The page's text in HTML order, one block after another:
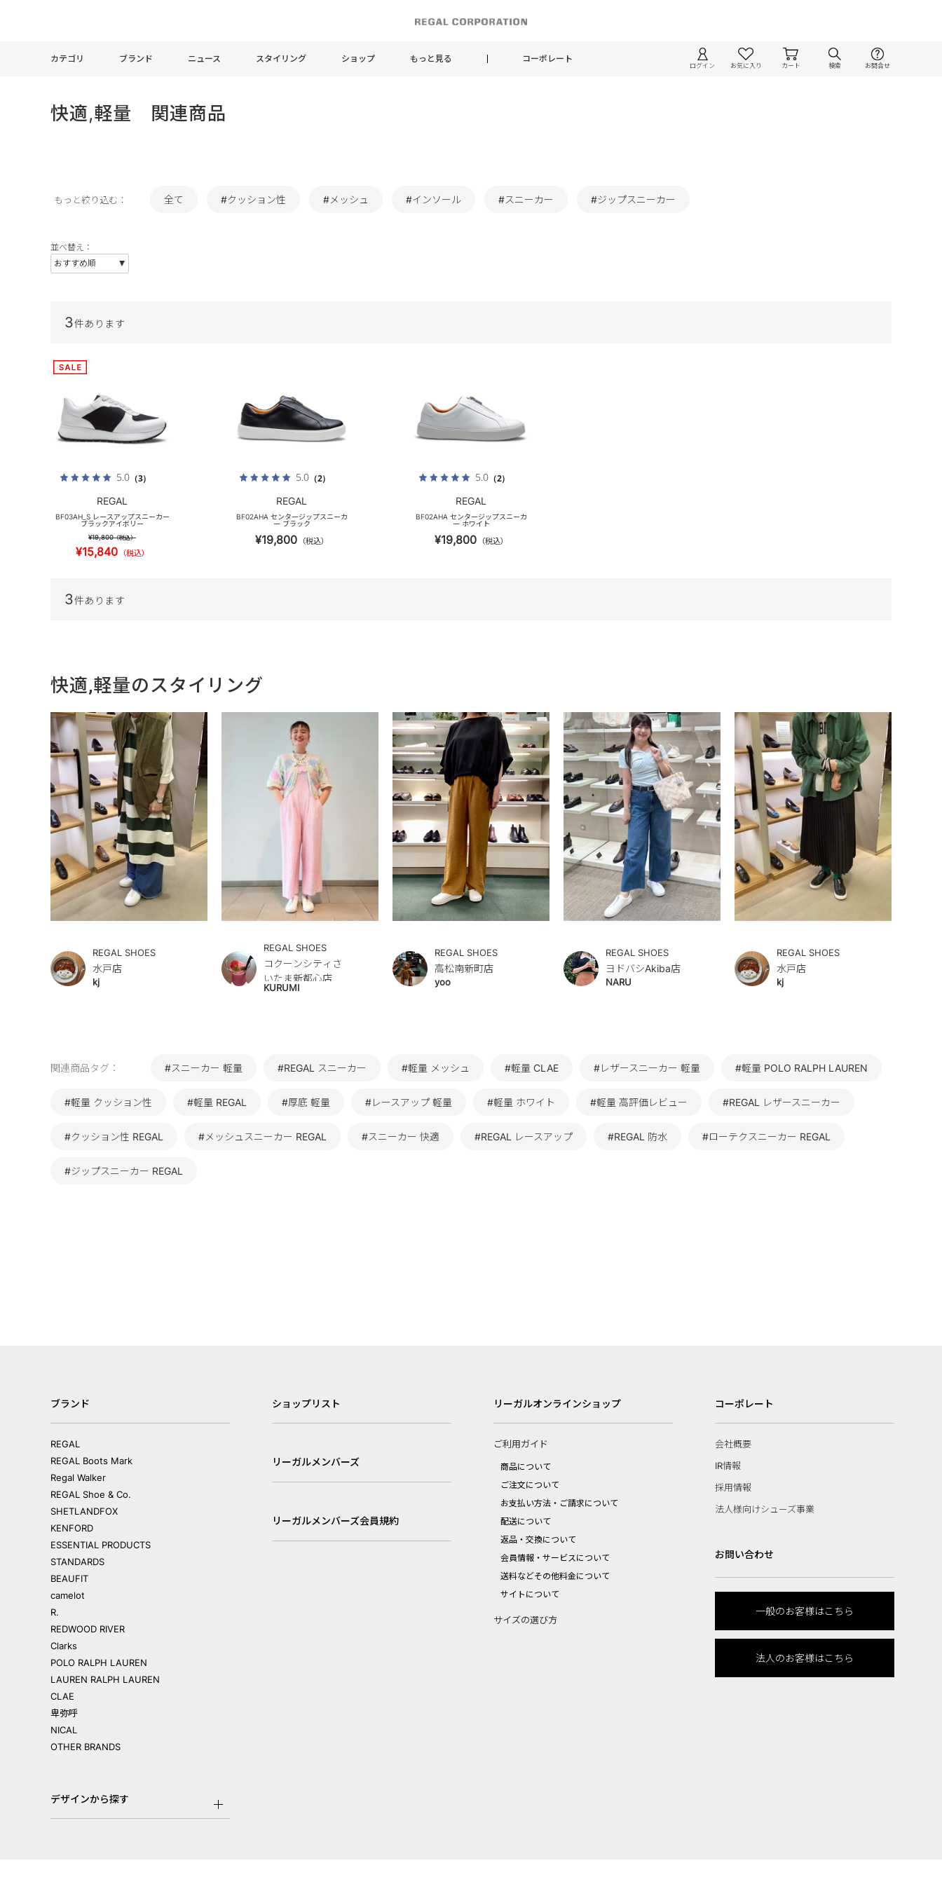
カテゴリ ブランド ニュース スタイリング ショップ もっと見る コーポレート
ログイン お気に入り カート 検索 お問合せ
快適,軽量 関連商品
もっと絞り込む： 全て #クッション性 #メッシュ #インソール #スニーカー #ジップスニーカー
並べ替え：
3件あります
5.0（3）
REGAL
BF03AH_S レースアップスニーカー
ブラックアイボリー
¥19,800（税込）
¥15,840 （税込）
5.0（2）
REGAL
BF02AHA センタージップスニーカ
ー ブラック
¥19,800 （税込）
5.0（2）
REGAL
BF02AHA センタージップスニーカ
ー ホワイト
¥19,800 （税込）
3件あります
快適,軽量のスタイリング
REGAL SHOES
水戸店
kj
REGAL SHOES
コクーンシティさ
いたま新都心店
KURUMI
REGAL SHOES
高松南新町店
yoo
REGAL SHOES
ヨドバシAkiba店
NARU
REGAL SHOES
水戸店
kj
関連商品タグ： #スニーカー 軽量 #REGAL スニーカー #軽量 メッシュ #軽量 CLAE #レザースニーカー 軽量 #軽量 POLO RALPH LAUREN
#軽量 クッション性 #軽量 REGAL #厚底 軽量 #レースアップ 軽量 #軽量 ホワイト #軽量 高評価レビュー #REGAL レザースニーカー
#クッション性 REGAL #メッシュスニーカー REGAL #スニーカー 快適 #REGAL レースアップ #REGAL 防水 #ローテクスニーカー REGAL
#ジップスニーカー REGAL
ブランド
REGAL
REGAL Boots Mark
Regal Walker
REGAL Shoe & Co.
SHETLANDFOX
KENFORD
ESSENTIAL PRODUCTS
STANDARDS
BEAUFIT
camelot
R.
REDWOOD RIVER
Clarks
POLO RALPH LAUREN
LAUREN RALPH LAUREN
CLAE
卑弥呼
NICAL
OTHER BRANDS
デザインから探す
ショップリスト
リーガルメンバーズ
リーガルメンバーズ会員規約
リーガルオンラインショップ
ご利用ガイド
商品について
ご注文について
お支払い方法・ご請求について
配送について
返品・交換について
会員情報・サービスについて
送料などその他料金について
サイトについて
サイズの選び方
コーポレート
会社概要
IR情報
採用情報
法人様向けシューズ事業
お問い合わせ
一般のお客様はこちら
法人のお客様はこちら